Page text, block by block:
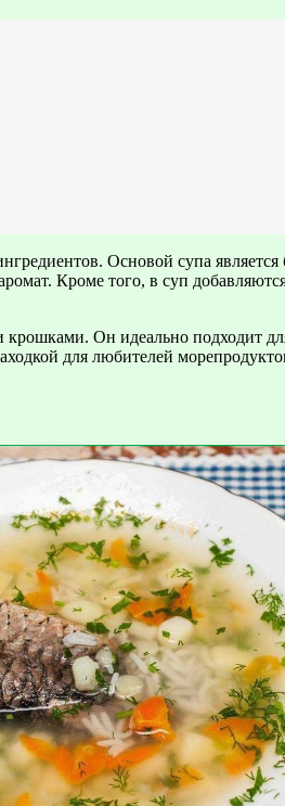
Основой супа
Кроме того, в суп
Он идеально подходит
для любителей